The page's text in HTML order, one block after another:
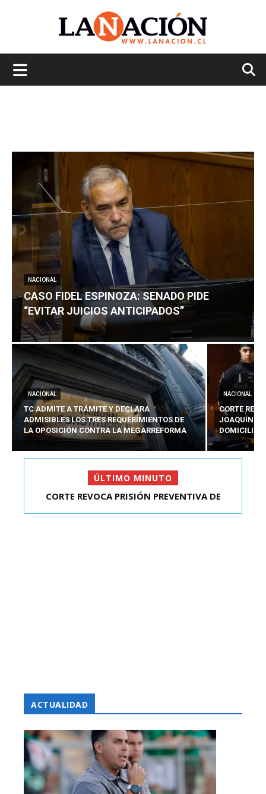
NACIONAL
CASO FIDEL ESPINOZA: SENADO PIDE
“EVITAR JUICIOS ANTICIPADOS”
NACIONAL
TC ADMITE A TRÁMITE Y DECLARA
ADMISIBLES LOS TRES REQUERIMIENTOS DE
LA OPOSICIÓN CONTRA LA MEGARREFORMA
NACIONAL
CORTE
JOAQUÍN
ÚLTIMO MINUTO
CASO FIDEL ESPINOZA: SENADO PIDE “EVITAR
CORTE REVOCA PRISIÓN PREVENTIVA DE
ACTUALIDAD